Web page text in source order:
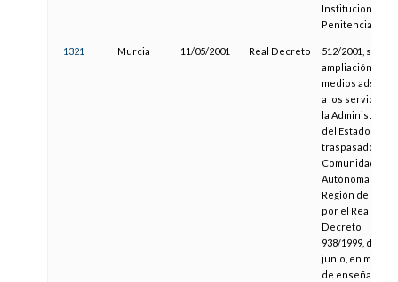
Instituciones
Penitenciarias).
1321 Murcia 11/05/2001 Real Decreto
512/2001, sobre
ampliación de
medios
a los servicios
la
del Estado
traspasados a la
Comunidad
Autónoma de la
Región de
por el Real
Decreto
938/1999, de 4
junio, en materia
de enseñanza